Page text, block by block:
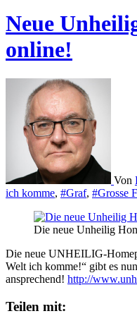
Neue
online!
Von
ich komme, #Graf, #Grosse
Die neue Unheilig
Die neue UNHEILIG-Homepage ist online. Unter dem Titel „Ferne
Welt ich komme!“ gibt es
ansprechend! http://
Teilen mit: